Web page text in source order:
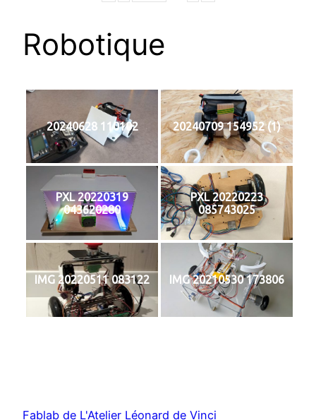
Robotique
20240628 110102 20240709 154952 (1)
PXL 20220319
043620280
PXL 20220223
085743025
IMG 20220511 083122 IMG 20210530 173806
Fablab de L'Atelier Léonard de Vinci